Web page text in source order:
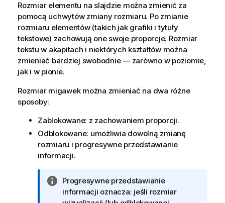
Rozmiar elementu na slajdzie można zmienić za
pomocą uchwytów zmiany rozmiaru. Po zmianie
rozmiaru elementów (takich jak grafiki i tytuły
tekstowe) zachowują one swoje proporcje. Rozmiar
tekstu w akapitach i niektórych kształtów można
zmieniać bardziej swobodnie — zarówno w poziomie,
jak i w pionie.
Rozmiar migawek można zmieniać na dwa różne
sposoby:
Zablokowane: z zachowaniem proporcji.
Odblokowane: umożliwia dowolną zmianę
rozmiaru i progresywne przedstawianie
informacji.
I
n
Progresywne przedstawianie
informacji oznacza: jeśli rozmiar